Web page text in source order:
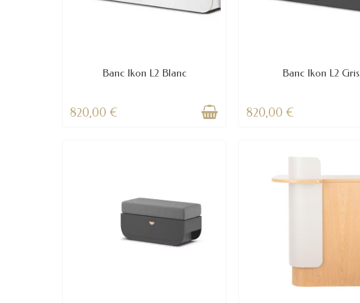
Banc Ikon L2 Blanc
820,00 €
Banc Ikon L2 Gris
820,00 €